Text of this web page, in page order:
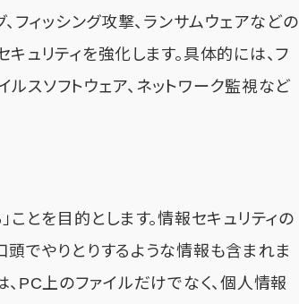
フィッシング攻撃、ランサムウェアなどの
ュリティを強化します。具体的には、フ
ルスソフトウェア、ネットワーク監視など
ことを目的とします。情報セキュリティの
頭でやりとりするような情報も含まれま
PC上のファイルだけでなく、個人情報